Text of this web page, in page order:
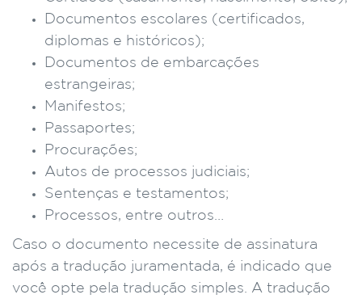
Documentos escolares (certificados,
diplomas e históricos);
Documentos de embarcações
estrangeiras;
Manifestos;
Passaportes;
Procurações;
Autos de processos judiciais;
Sentenças e testamentos;
Processos, entre outros…
Caso o documento necessite de assinatura
após a tradução juramentada, é indicado que
você opte pela tradução simples. A tradução